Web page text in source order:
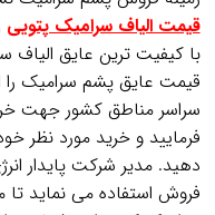
قیمت الیاف سرامیک پتویی
با کیفیت ترین عایق الیاف
قیمت عایق پشم سرامیک را
سراسر مناطق کشور جهت
فرمایید و خرید مورد نظر
دهید. مدیر شرکت پایدار
فروش استفاده می نماید